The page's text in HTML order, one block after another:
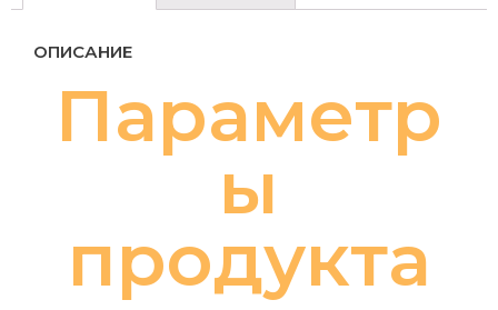
ОПИСАНИЕ
Параметр
ы
продукта